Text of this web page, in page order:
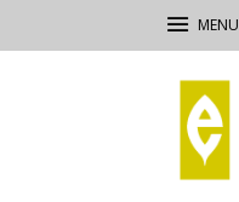
Terra
e
Vita